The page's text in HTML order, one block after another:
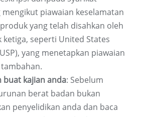
piawaian keselamatan
yang telah disahkan oleh
ketiga, seperti United States
yang menetapkan piawaian
buat kajian anda: Sebelum
berat badan bukan
penyelidikan anda dan baca